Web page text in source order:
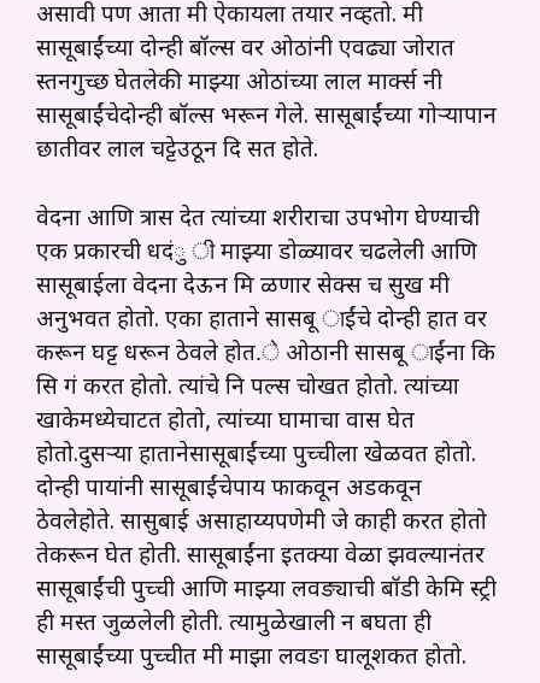
असावी पण आता मी ऐकायला तयार नव्हतो. मी
सासूबाईंच्या दोन्ही बॉल्स वर ओठांनी एवढ्या जोरात
स्तनगुच्छ घेतलेकी माझ्या ओठांच्या लाल मार्क्स नी
सासूबाईंचेदोन्ही बॉल्स भरून गेले. सासूबाईंच्या गोऱ्यापान
छातीवर लाल चट्टेउठून दि सत होते.
वेदना आणि त्रास देत त्यांच्या शरीराचा उपभोग घेण्याची
एक प्रकारची धदंु ी माझ्या डोळ्यावर चढलेली आणि
सासूबाईला वेदना देऊन मि ळणार सेक्स च सुख मी
अनुभवत होतो. एका हाताने सासबू ाईंचे दोन्ही हात वर
करून घट्ट धरून ठेवले होत.े ओठानी सासबू ाईंना कि
सि गं करत होतो. त्यांचे नि पल्स चोखत होतो. त्यांच्या
खाकेमध्येचाटत होतो, त्यांच्या घामाचा वास घेत
होतो.दुसऱ्या हातानेसासूबाईंच्या पुच्चीला खेळवत होतो.
दोन्ही पायांनी सासूबाईंचेपाय फाकवून अडकवून
ठेवलेहोते. सासुबाई असाहाय्यपणेमी जे काही करत होतो
तेकरून घेत होती. सासूबाईंना इतक्या वेळा झवल्यानंतर
सासूबाईंची पुच्ची आणि माझ्या लवङ्याची बॉडी केमि स्ट्री
ही मस्त जुळलेली होती. त्यामुळेखाली न बघता ही
सासूबाईंच्या पुच्चीत मी माझा लवङा घालूशकत होतो.